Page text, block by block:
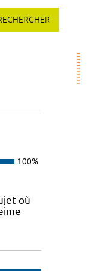
100%
où